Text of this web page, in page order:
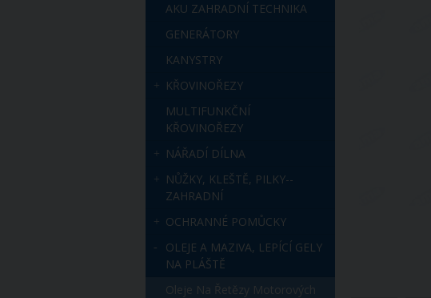
AKU ZAHRADNÍ TECHNIKA
GENERÁTORY
KANYSTRY
KŘOVINOŘEZY
MULTIFUNKČNÍ
KŘOVINOŘEZY
NÁŘADÍ DÍLNA
NŮŽKY, KLEŠTĚ, PILKY--
ZAHRADNÍ
OCHRANNÉ POMŮCKY
OLEJE A MAZIVA, LEPÍCÍ GELY
NA PLÁŠTĚ
Oleje Na Řetězy Motorových